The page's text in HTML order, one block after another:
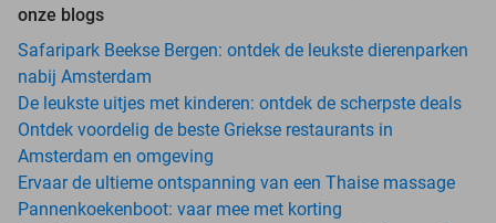
onze blogs
Safaripark Beekse Bergen: ontdek de leukste dierenparken
nabij Amsterdam
De leukste uitjes met kinderen: ontdek de scherpste deals
Ontdek voordelig de beste Griekse restaurants in
Amsterdam en omgeving
Ervaar de ultieme ontspanning van een Thaise massage
Pannenkoekenboot: vaar mee met korting